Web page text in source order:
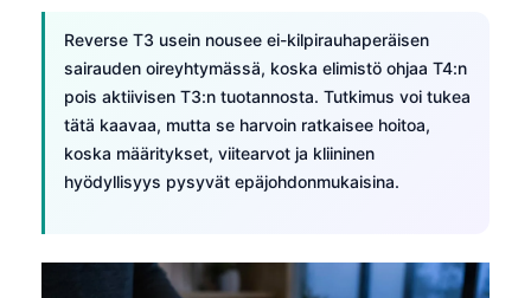
Reverse T3 usein nousee ei-kilpirauhaperäisen
sairauden oireyhtymässä, koska elimistö ohjaa T4:n
pois aktiivisen T3:n tuotannosta. Tutkimus voi tukea
tätä kaavaa, mutta se harvoin ratkaisee hoitoa,
koska määritykset, viitearvot ja kliininen
hyödyllisyys pysyvät epäjohdonmukaisina.